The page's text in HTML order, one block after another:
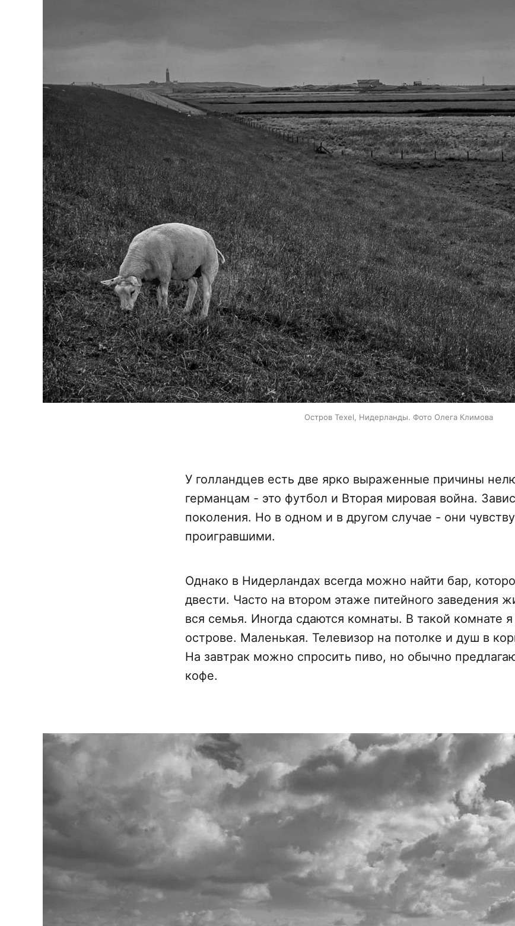
Остров Texel, Нидерланды. Фото Олега Климова
У голландцев есть две ярко выраженные причины
германцам - это футбол и Вторая мировая война.
поколения. Но в одном и в другом случае - они
проигравшими.
Однако в Нидерландах всегда можно найти бар,
двести. Часто на втором этаже питейного заведения
вся семья. Иногда сдаются комнаты. В такой комнате
острове. Маленькая. Телевизор на потолке и душ в
На завтрак можно спросить пиво, но обычно
кофе.